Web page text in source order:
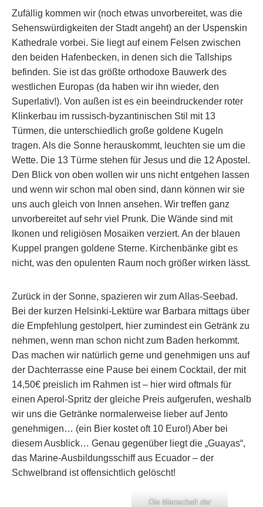
Zufällig kommen wir (noch etwas unvorbereitet, was die
Sehenswürdigkeiten der Stadt angeht) an der Uspenskin
Kathedrale vorbei. Sie liegt auf einem Felsen zwischen
den beiden Hafenbecken, in denen sich die Tallships
befinden. Sie ist das größte orthodoxe Bauwerk des
westlichen Europas (da haben wir ihn wieder, den
Superlativ!). Von außen ist es ein beeindruckender roter
Klinkerbau im russisch-byzantinischen Stil mit 13
Türmen, die unterschiedlich große goldene Kugeln
tragen. Als die Sonne herauskommt, leuchten sie um die
Wette. Die 13 Türme stehen für Jesus und die 12 Apostel.
Den Blick von oben wollen wir uns nicht entgehen lassen
und wenn wir schon mal oben sind, dann können wir sie
uns auch gleich von Innen ansehen. Wir treffen ganz
unvorbereitet auf sehr viel Prunk. Die Wände sind mit
Ikonen und religiösen Mosaiken verziert. An der blauen
Kuppel prangen goldene Sterne. Kirchenbänke gibt es
nicht, was den opulenten Raum noch größer wirken lässt.
Zurück in der Sonne, spazieren wir zum Allas-Seebad.
Bei der kurzen Helsinki-Lektüre war Barbara mittags über
die Empfehlung gestolpert, hier zumindest ein Getränk zu
nehmen, wenn man schon nicht zum Baden herkommt.
Das machen wir natürlich gerne und genehmigen uns auf
der Dachterrasse eine Pause bei einem Cocktail, der mit
14,50€ preislich im Rahmen ist – hier wird oftmals für
einen Aperol-Spritz der gleiche Preis aufgerufen, weshalb
wir uns die Getränke normalerweise lieber auf Jento
genehmigen… (ein Bier kostet oft 10 Euro!) Aber bei
diesem Ausblick… Genau gegenüber liegt die „Guayas“,
das Marine-Ausbildungsschiff aus Ecuador – der
Schwelbrand ist offensichtlich gelöscht!
Die Manschaft der